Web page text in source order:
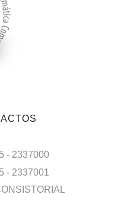
- 2337000
- 2337001